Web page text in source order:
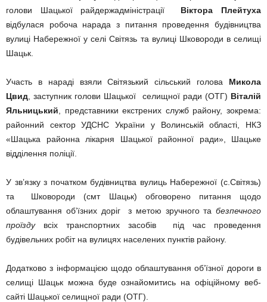
голови Шацької райдержадміністрації Віктора Плейтуха
відбулася робоча нарада з питання проведення будівництва
вулиці Набережної у селі Світязь та вулиці Шковороди в селищі
Шацьк.
Участь в нараді взяли Світязький сільський голова Микола
Цвид , заступник голови Шацької селищної ради (ОТГ) Віталій
Яльницький , представники екстрених служб району, зокрема:
районний сектор УДСНС України у Волинській області, НКЗ
«Шацька районна лікарня Шацької районної ради», Шацьке
відділення поліції.
У зв’язку з початком будівництва вулиць Набережної (с.Світязь)
та Шковороди (смт Шацьк) обговорено питання щодо
облаштування об’їзних доріг з метою зручного та безпечного
проїздувсіх транспортних засобів під час проведення
будівельних робіт на вулицях населених пунктів району.
Додатково з інформацією щодо облаштування об’їзної дороги в
селищі Шацьк можна буде ознайомитись на офіційному веб-
сайті Шацької селищної ради (ОТГ).